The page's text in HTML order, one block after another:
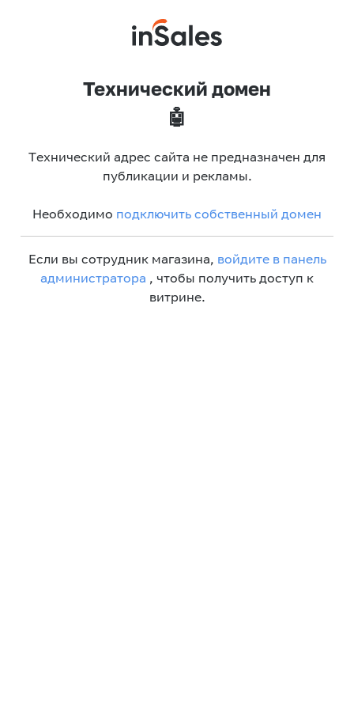
Технический домен
🤖
Технический адрес сайта не предназначен для
публикации и рекламы.
Необходимо подключить собственный домен
Если вы сотрудник магазина, войдите в панель
администратора , чтобы получить доступ к
витрине.